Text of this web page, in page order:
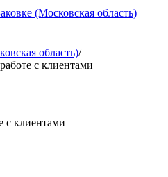
(Московская область)
область)/
с клиентами
с клиентами